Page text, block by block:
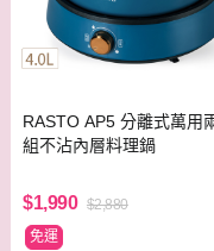
RASTO AP5 分離式萬用
組不沾內層料理鍋
$1,990 $2,880
免運